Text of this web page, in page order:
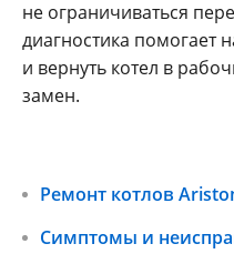
не ограничиваться
диагностика помогает
и вернуть котел в
замен.
Ремонт котлов
Симптомы и